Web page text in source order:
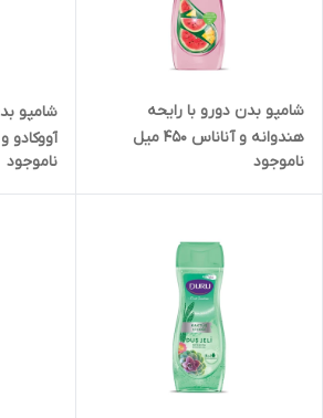
شامپو بدن دورو با رایحه
هندوانه و آناناس 450 میل
ناموجود
شامپو
میل
ناموجود